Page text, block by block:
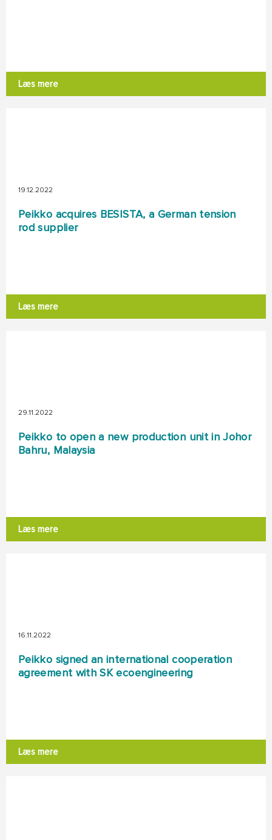
Læs mere
19.12.2022
Peikko acquires BESISTA, a German tension
rod supplier
Læs mere
29.11.2022
Peikko to open a new production unit in Johor
Bahru, Malaysia
Læs mere
16.11.2022
Peikko signed an international cooperation
agreement with SK ecoengineering
Læs mere